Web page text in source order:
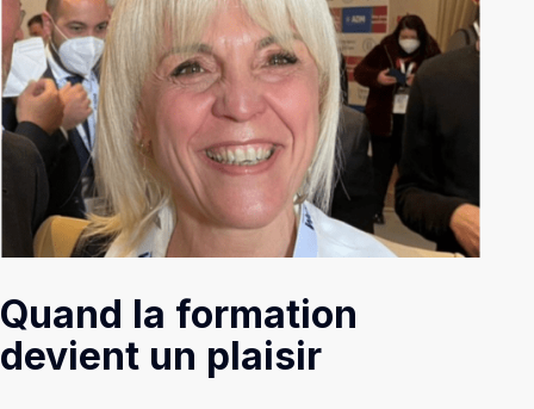
Quand la formation
devient un plaisir